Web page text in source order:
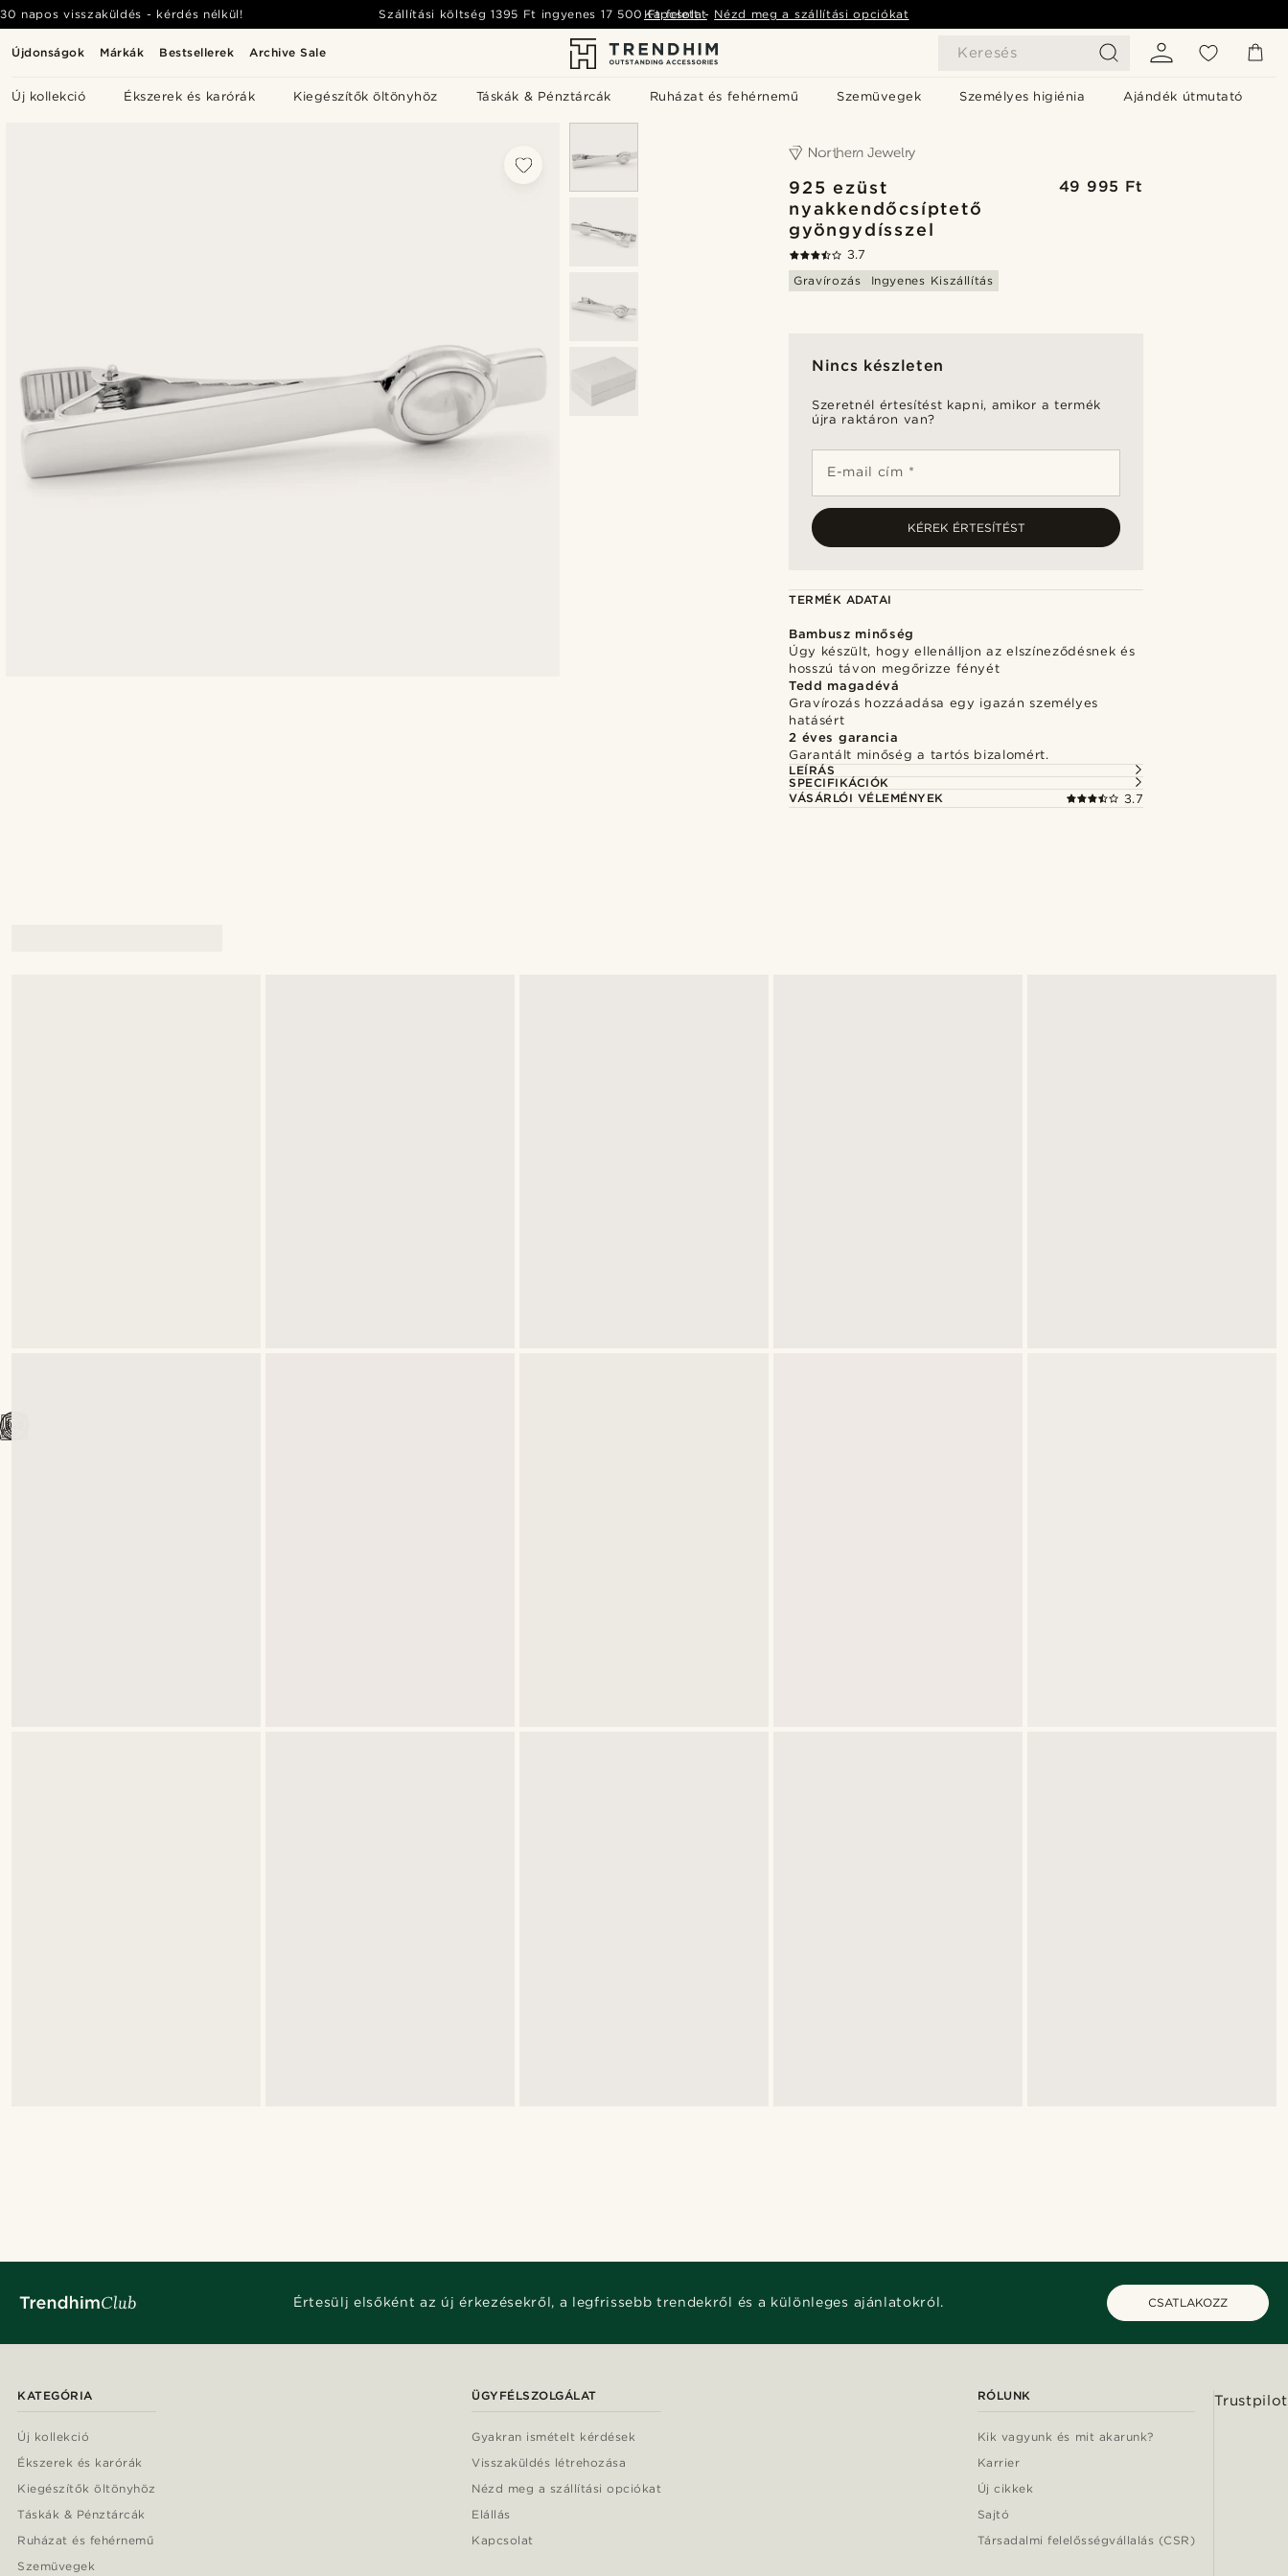
Újdonságok Márkák Bestsellerek Archive Sale Keresés
Új kollekció Ékszerek és karórák Kiegészítők öltönyhöz Táskák & Pénztárcák Ruházat és fehérnemű Szemüvegek Személyes higiénia Ajándék útmutató
30 napos visszaküldés - kérdés nélkül! Szállítási költség1395 Ft ingyenes 17 500 Ft felett- Nézd meg a szállítási opciókat
Kapcsolat
925 ezüst
nyakkendőcsíptető
gyöngydísszel
49 995 Ft
3.7
Gravírozás
Ingyenes Kiszállítás
Nincs készleten
Szeretnél értesítést kapni, amikor a termék
újra raktáron van?
E-mail cím *
KÉREK ÉRTESÍTÉST
TERMÉK ADATAI
Bambusz minőség
Úgy készült, hogy ellenálljon az elszíneződésnek és
hosszú távon megőrizze fényét
Tedd magadévá
Gravírozás hozzáadása egy igazán személyes
hatásért
2 éves garancia
Garantált minőség a tartós bizalomért.
LEÍRÁS
SPECIFIKÁCIÓK
VÁSÁRLÓI VÉLEMÉNYEK
3.7
Értesülj elsőként az új érkezésekről, a legfrissebb trendekről és a különleges ajánlatokról. CSATLAKOZZ
KATEGÓRIA
Új kollekció
Ékszerek és karórák
Kiegészítők öltönyhöz
Táskák & Pénztárcák
Ruházat és fehérnemű
Szemüvegek
ÜGYFÉLSZOLGÁLAT
Gyakran ismételt kérdések
Visszaküldés létrehozása
Nézd meg a szállítási opciókat
Elállás
Kapcsolat
RÓLUNK
Kik vagyunk és mit akarunk?
Karrier
Új cikkek
Sajtó
Társadalmi felelősségvállalás (CSR)
Trustpilot